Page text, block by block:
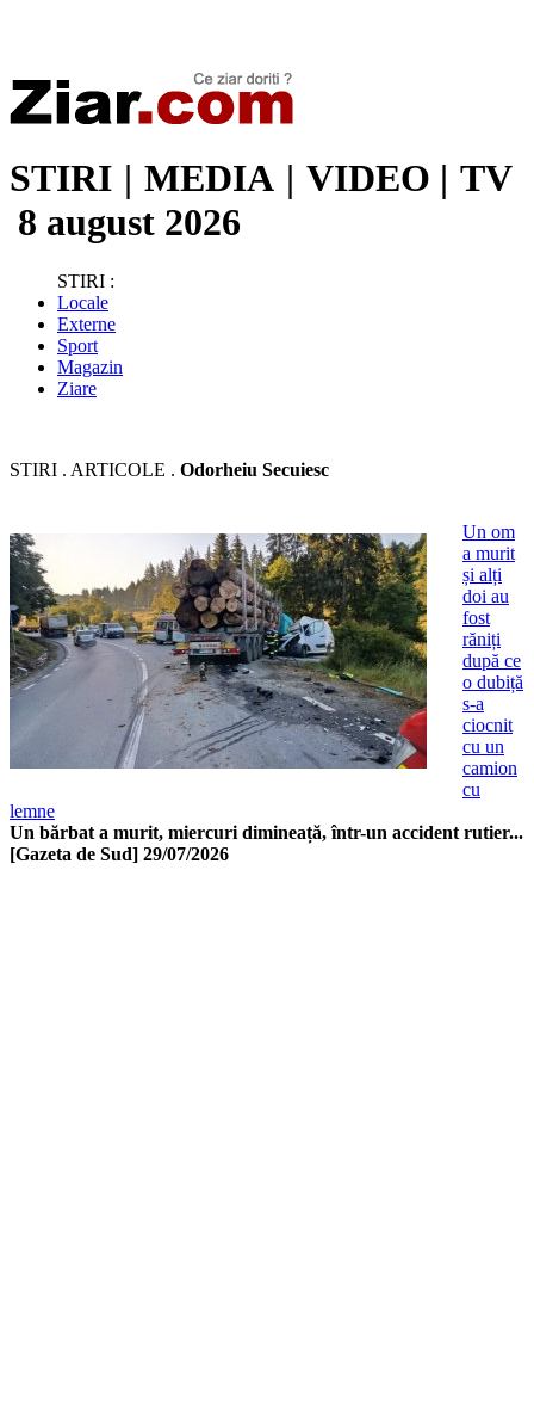
STIRI | MEDIA | VIDEO | TV
8 august 2026
STIRI :
Locale
Externe
Sport
Magazin
Ziare
STIRI . ARTICOLE . Odorheiu Secuiesc
Un om
a murit
și alți
doi au
fost
răniți
după ce
o dubiță
s-a
ciocnit
cu un
camion
cu
lemne
Un bărbat a murit, miercuri dimineață, într-un accident rutier...
[Gazeta de Sud] 29/07/2026